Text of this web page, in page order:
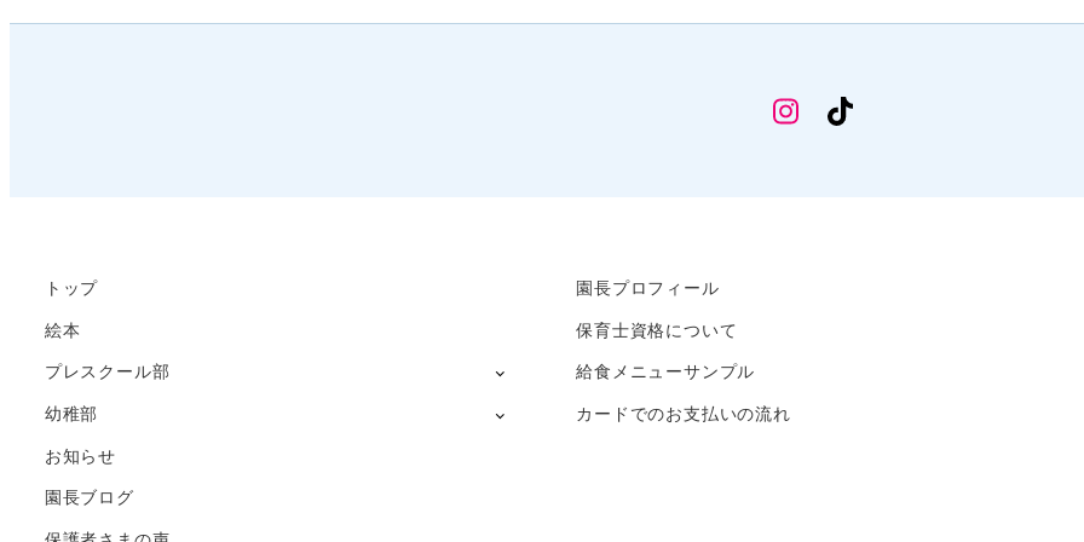
幼 TikTok
トップ
絵本
プレスクール部
幼稚部
お知らせ
園長ブログ
園長プロフィール
保育士資格について
給食メニューサンプル
カードでのお支払いの流れ